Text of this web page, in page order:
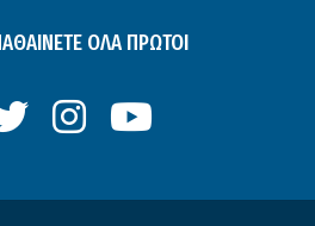
ΟΛΑ ΠΡΩΤΟΙ